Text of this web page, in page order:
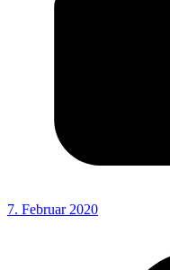
7. Februar 2020